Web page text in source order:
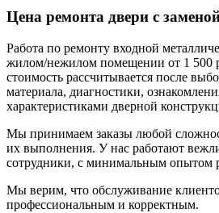
Цена ремонта двери с
Работа по ремонту входной
жилом/нежилом помещении от 1 500
стоимость рассчитывается после
материала, диагностики,
характеристиками дверной
Мы принимаем заказы любой
их выполнения. У нас работают
сотрудники, с минимальным опытом
Мы верим, что обслуживание
профессиональным и корректным.